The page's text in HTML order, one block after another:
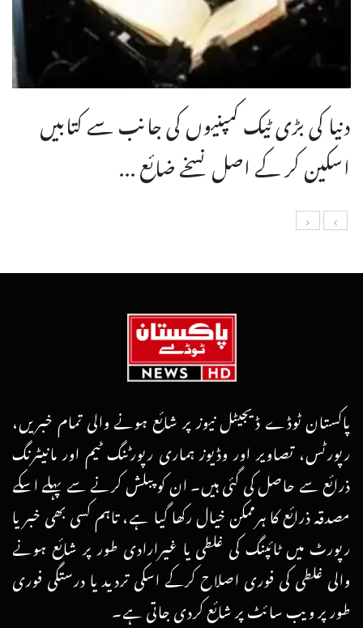
دنیا کی بڑی ٹیک کمپنیوں کی جانب سے کتابیں
اسکین کر کے اصل نسخے ضائع ...
پاکستان ٹوڈے ڈیجیٹل نیوز پر شائع ہونے والی تمام خبریں،
رپورٹس، تصاویر اور وڈیوز ہماری رپورٹنگ ٹیم اور مانیٹرنگ
ذرائع سے حاصل کی گئی ہیں۔ ان کو پبلش کرنے سے پہلے اسکے
مصدقہ ذرائع کا ہرممکن خیال رکھا گیا ہے، تاہم کسی بھی خبر یا
رپورٹ میں ٹائپنگ کی غلطی یا غیرارادی طور پر شائع ہونے
والی غلطی کی فوری اصلاح کرکے اسکی تردید یا درستگی فوری
طور پر ویب سائٹ پر شائع کردی جاتی ہے۔